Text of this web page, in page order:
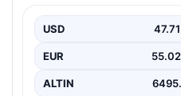
fiyatları
USD 47.71
EUR 55.02
ALTIN